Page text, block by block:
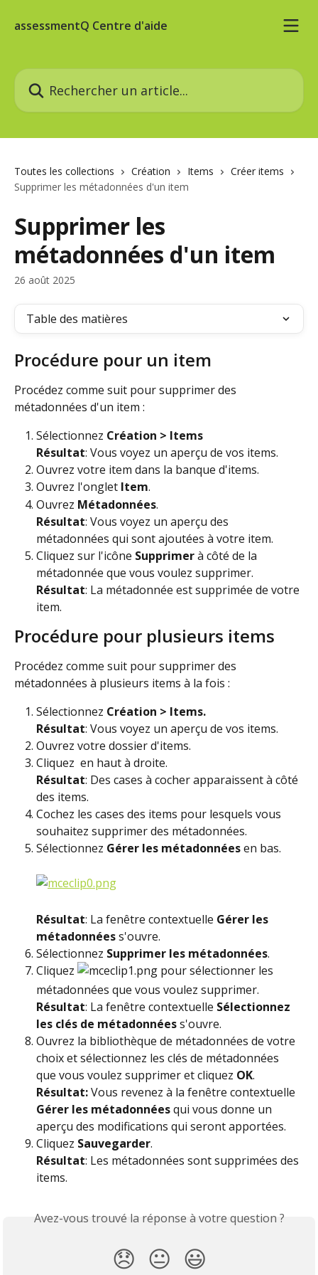
assessmentQ Centre d'aide
Rechercher un article...
Toutes les collections Création Items
Créer items
Supprimer les métadonnées d'un item
Supprimer les
métadonnées d'un item
26 août 2025
Table des matières
Procédure pour un item
Procédez comme suit pour supprimer des
métadonnées d'un item :
Sélectionnez Création > Items
Résultat: Vous voyez un aperçu de vos items.
Ouvrez votre item dans la banque d'items.
Ouvrez l'onglet Item.
Ouvrez Métadonnées.
Résultat: Vous voyez un aperçu des
métadonnées qui sont ajoutées à votre item.
Cliquez sur l'icône Supprimer à côté de la
métadonnée que vous voulez supprimer.
Résultat: La métadonnée est supprimée de votre
item.
Procédure pour plusieurs items
Procédez comme suit pour supprimer des
métadonnées à plusieurs items à la fois :
Sélectionnez Création > Items.
Résultat: Vous voyez un aperçu de vos items.
Ouvrez votre dossier d'items.
Cliquez en haut à droite.
Résultat: Des cases à cocher apparaissent à côté
des items.
Cochez les cases des items pour lesquels vous
souhaitez supprimer des métadonnées.
Sélectionnez Gérer les métadonnées en bas.
Résultat: La fenêtre contextuelle Gérer les
métadonnées s'ouvre.
Sélectionnez Supprimer les métadonnées.
Cliquez
pour sélectionner les
métadonnées que vous voulez supprimer.
Résultat: La fenêtre contextuelle Sélectionnez
les clés de métadonnées s'ouvre.
Ouvrez la bibliothèque de métadonnées de votre
choix et sélectionnez les clés de métadonnées
que vous voulez supprimer et cliquez OK.
Résultat: Vous revenez à la fenêtre contextuelle
Gérer les métadonnées qui vous donne un
aperçu des modifications qui seront apportées.
Cliquez Sauvegarder.
Résultat: Les métadonnées sont supprimées des
items.
Avez-vous trouvé la réponse à votre question ?
😞 😐 😃